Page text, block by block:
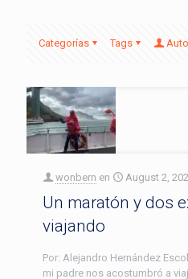
Categorías Tags
wonbern en August 2,
Un maratón y dos
viajando
Por: Alejandro Hernández
mi padre nos acostumbró a